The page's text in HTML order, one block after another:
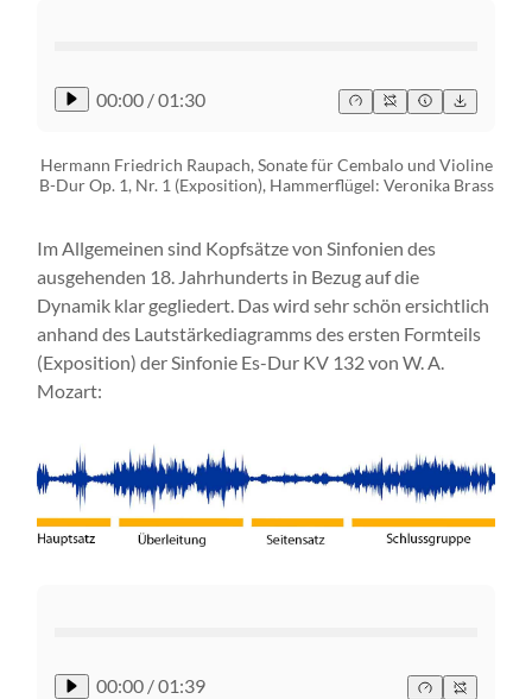
00:00 /01:30
Hermann Friedrich Raupach, Sonate für Cembalo und Violine
B-Dur Op. 1, Nr. 1 (Exposition), Hammerflügel: Veronika Brass
Im Allgemeinen sind Kopfsätze von Sinfonien des
ausgehenden 18. Jahrhunderts in Bezug auf die
Dynamik klar gegliedert. Das wird sehr schön ersichtlich
anhand des Lautstärkediagramms des ersten Formteils
(Exposition) der Sinfonie Es-Dur KV 132 von W. A.
Mozart:
00:00 /01:39